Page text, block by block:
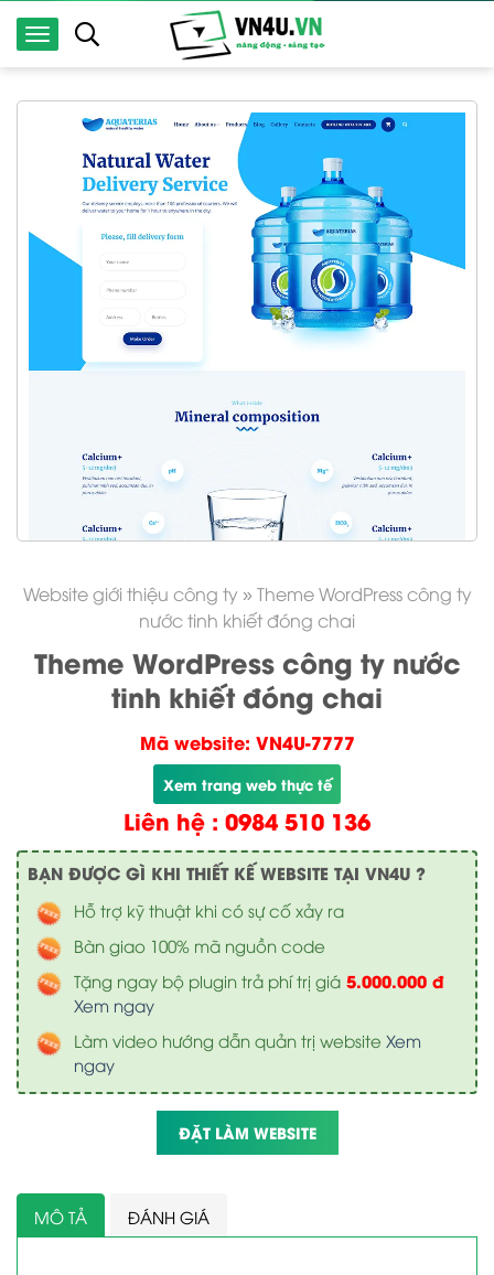
Website giới thiệu công ty » Theme WordPress công ty
nước tinh khiết đóng chai
Theme WordPress công ty nước
tinh khiết đóng chai
Mã website: VN4U-7777
Xem trang web thực tế
Liên hệ : 0984 510 136
BẠN ĐƯỢC GÌ KHI THIẾT KẾ WEBSITE TẠI VN4U ?
Hỗ trợ kỹ thuật khi có sự cố xảy ra
Bàn giao 100% mã nguồn code
Tặng ngay bộ plugin trả phí trị giá 5.000.000 đ
Xem ngay
Làm video hướng dẫn quản trị website Xem
ngay
ĐẶT LÀM WEBSITE
MÔ TẢ ĐÁNH GIÁ